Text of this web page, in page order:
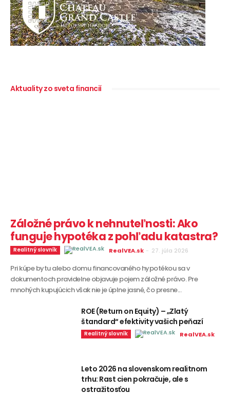
Aktuality zo sveta financií
Záložné právo k nehnuteľnosti: Ako
funguje hypotéka z pohľadu katastra?
Realitný slovník RealVEA.sk - 27. júla 2026
Pri kúpe bytu alebo domu financovaného hypotékou sa v
dokumentoch pravidelne objavuje pojem záložné právo. Pre
mnohých kupujúcich však nie je úplne jasné, čo presne...
ROE (Return on Equity) – „Zlatý
štandard“ efektivity vašich peňazí
Realitný slovník RealVEA.sk
Leto 2026 na slovenskom realitnom
trhu: Rast cien pokračuje, ale s
ostražitosťou